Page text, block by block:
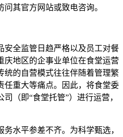
其官方网站或致电咨询。
安全监管日趋严格以及员工对餐
庆地区的企事业单位在食堂运营
统的自营模式往往伴随着管理繁
任重大等痛点。因此，将食堂委
（即“食堂托管”）进行运营，
水平参差不齐。为科学甄选，